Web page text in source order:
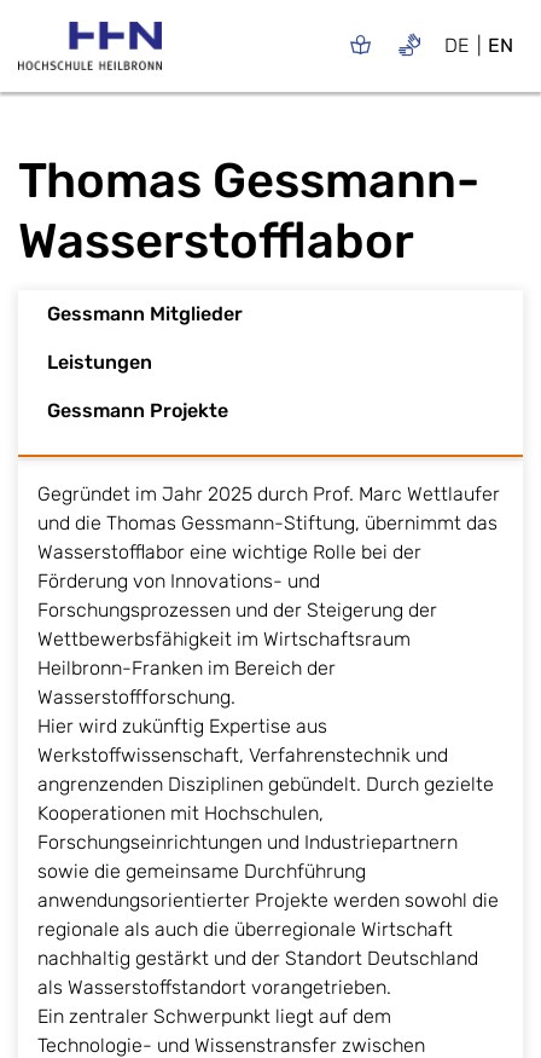
DE EN
Thomas Gessmann-
Wasserstofflabor
Gessmann Mitglieder
Leistungen
Gessmann Projekte
Gegründet im Jahr 2025 durch Prof. Marc Wettlaufer
und die Thomas Gessmann-Stiftung, übernimmt das
Wasserstofflabor eine wichtige Rolle bei der
Förderung von Innovations- und
Forschungsprozessen und der Steigerung der
Wettbewerbsfähigkeit im Wirtschaftsraum
Heilbronn-Franken im Bereich der
Wasserstoffforschung.
Hier wird zukünftig Expertise aus
Werkstoffwissenschaft, Verfahrenstechnik und
angrenzenden Disziplinen gebündelt. Durch gezielte
Kooperationen mit Hochschulen,
Forschungseinrichtungen und Industriepartnern
sowie die gemeinsame Durchführung
anwendungsorientierter Projekte werden sowohl die
regionale als auch die überregionale Wirtschaft
nachhaltig gestärkt und der Standort Deutschland
als Wasserstoffstandort vorangetrieben.
Ein zentraler Schwerpunkt liegt auf dem
Technologie- und Wissenstransfer zwischen